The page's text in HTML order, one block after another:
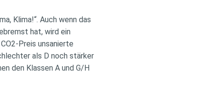
Klima!“. Auch wenn das
hat, wird ein
Preis unsanierte
als D noch stärker
den Klassen A und G/H